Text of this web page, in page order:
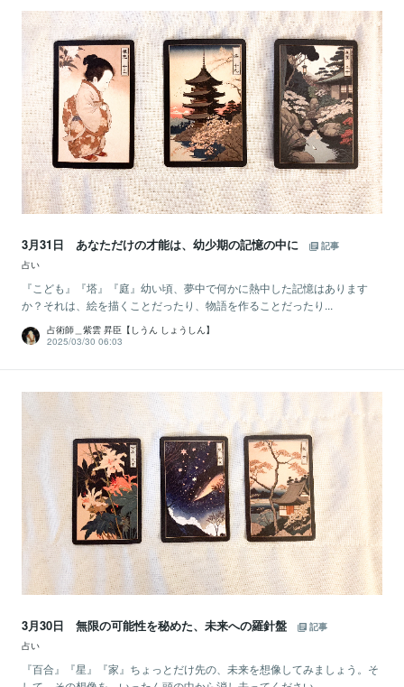
3月31日 あなただけの才能は、幼少期の記憶の中に
記事
占い
『こども』『塔』『庭』幼い頃、夢中で何かに熱中した記憶はあります
か？それは、絵を描くことだったり、物語を作ることだったり...
占術師＿紫雲 昇臣【しうん しょうしん】
2025/03/30 06:03
3月30日 無限の可能性を秘めた、未来への羅針盤
記事
占い
『百合』『星』『家』ちょっとだけ先の、未来を想像してみましょう。そ